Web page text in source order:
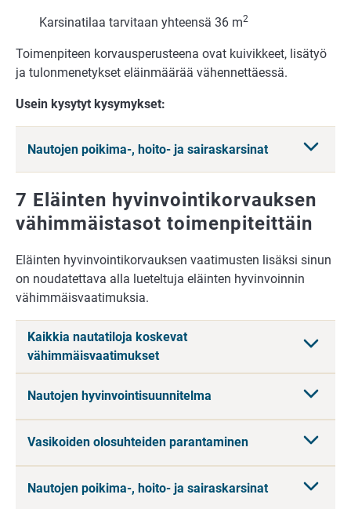
Karsinatilaa tarvitaan yhteensä 36 m2
Toimenpiteen korvausperusteena ovat kuivikkeet, lisätyö
ja tulonmenetykset eläinmäärää vähennettäessä.
Usein kysytyt kysymykset:
Nautojen poikima-, hoito- ja sairaskarsinat
7 Eläinten hyvinvointikorvauksen
vähimmäistasot toimenpiteittäin
Eläinten hyvinvointikorvauksen vaatimusten lisäksi sinun
on noudatettava alla lueteltuja eläinten hyvinvoinnin
vähimmäisvaatimuksia.
Kaikkia nautatiloja koskevat
vähimmäisvaatimukset
Nautojen hyvinvointisuunnitelma
Vasikoiden olosuhteiden parantaminen
Nautojen poikima-, hoito- ja sairaskarsinat